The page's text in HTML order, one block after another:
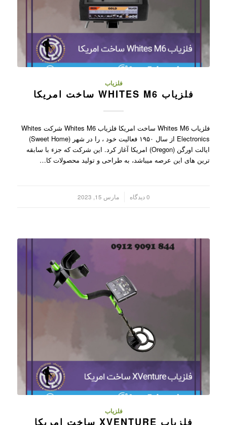
فلزیاب
فلزیاب WHITES M6 ساخت امریکا
فلزیاب Whites M6 ساخت امریکا فلزیاب Whites M6 شرکت Whites
Electronics از سال ۱۹۵۰ فعالیت خود ، را در شهر (Sweet Home)
ایالت اورگن (Oregon) امریکا آغاز کرد. این شرکت که جزء با سابقه
ترین های این عرصه میباشد، به طراحی و تولید محصولات کا…
0 دیدگاه مارس 15, 2023
فلزیاب
فلزیاب XVENTURE ساخت امریکا